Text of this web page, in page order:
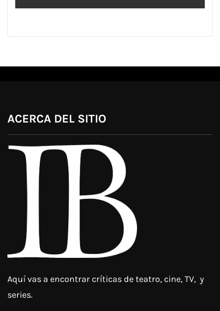
ACERCA DEL SITIO
Aquí vas a encontrar críticas de teatro, cine, TV, y
series.